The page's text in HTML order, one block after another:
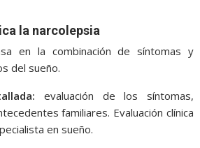
la narcolepsia
en la combinación de síntomas y
del sueño.
evaluación de los síntomas,
familiares. Evaluación clínica
en sueño.